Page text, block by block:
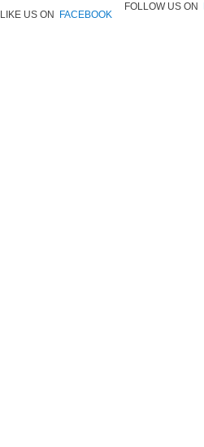
LIKE US ON FACEBOOK
FOLLOW US ON